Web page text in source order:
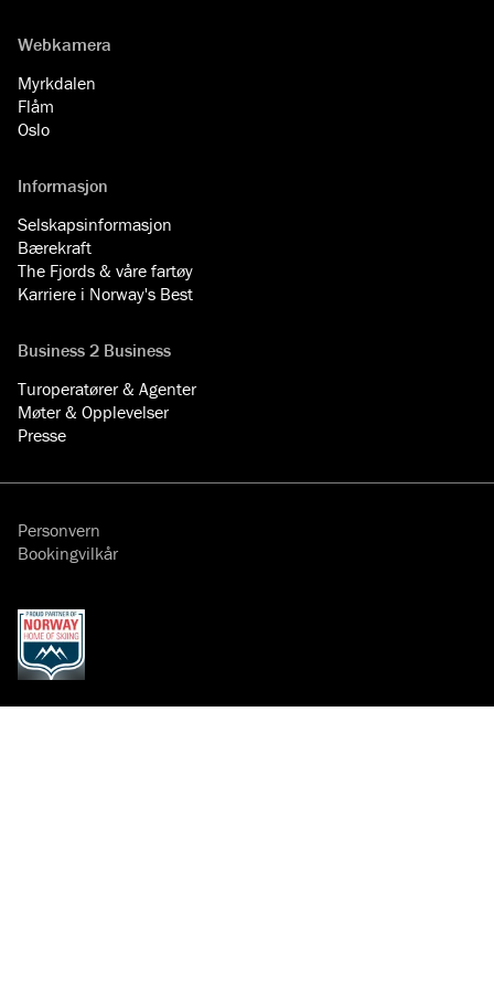
Webkamera
Myrkdalen
Flåm
Oslo
Informasjon
Selskapsinformasjon
Bærekraft
The Fjords & våre fartøy
Karriere i Norway's Best
Business 2 Business
Turoperatører & Agenter
Møter & Opplevelser
Presse
Personvern
Bookingvilkår